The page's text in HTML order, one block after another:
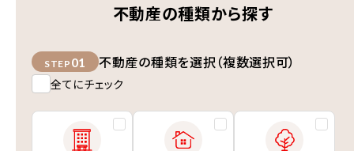
不動産の種類から探す
STEP 01 不動産の種類を選択（複数選択可）
全てにチェック